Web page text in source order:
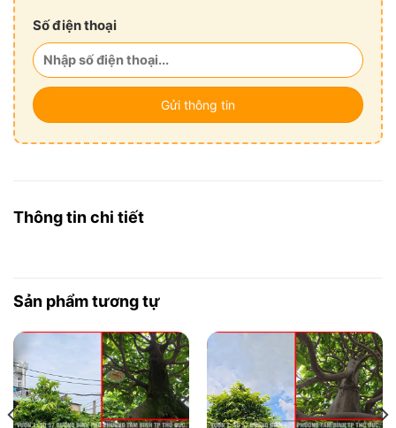
Số điện thoại
Thông tin chi tiết
Sản phẩm tương tự